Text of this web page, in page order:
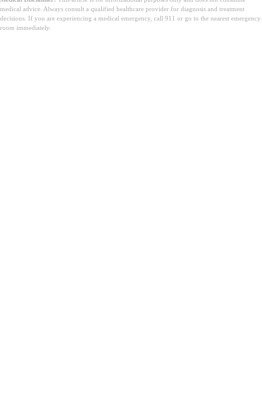
medical advice. Always consult a qualified healthcare provider for diagnosis and treatment
decisions. If you are experiencing a medical emergency, call 911 or go to the nearest emergency
room immediately.